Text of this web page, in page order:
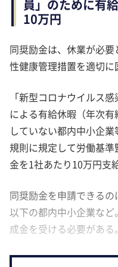
員」のために有
10万円
同奨励金は、休業が必
性健康管理措置を適切に
「新型コロナウイルス
による有給休暇（年次
していない都内中小企
規則に規定して労働基
金を1社あたり10万円支
同奨励金を申請できる
以下の都内中小企業な
成金を受ける必要がある。